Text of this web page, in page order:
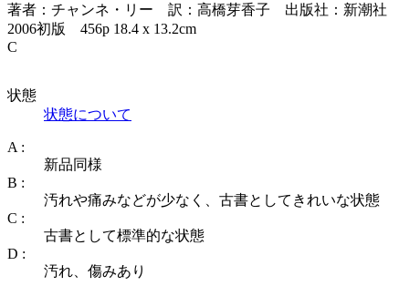
著者：チャンネ・リー 訳：高橋芽香子 出版社：新潮社
2006初版 456p 18.4 x 13.2cm
C
状態
状態について
A :
新品同様
B :
汚れや痛みなどが少なく、古書としてきれいな状態
C :
古書として標準的な状態
D :
汚れ、傷みあり